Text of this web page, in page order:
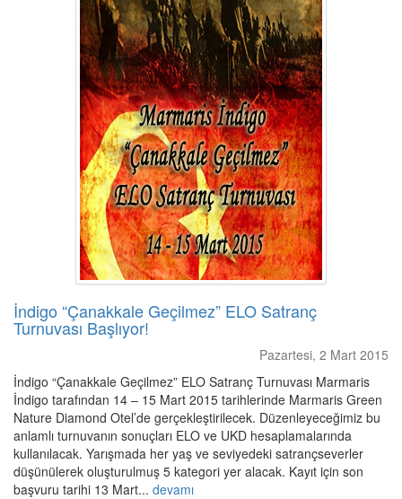
İndigo “Çanakkale Geçilmez” ELO Satranç
Turnuvası Başlıyor!
Pazartesi, 2 Mart 2015
İndigo “Çanakkale Geçilmez” ELO Satranç Turnuvası Marmaris
İndigo tarafından 14 – 15 Mart 2015 tarihlerinde Marmaris Green
Nature Diamond Otel’de gerçekleştirilecek. Düzenleyeceğimiz bu
anlamlı turnuvanın sonuçları ELO ve UKD hesaplamalarında
kullanılacak. Yarışmada her yaş ve seviyedeki satrançseverler
düşünülerek oluşturulmuş 5 kategori yer alacak. Kayıt için son
başvuru tarihi 13 Mart... devamı